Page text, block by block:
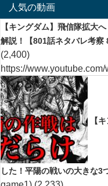
人気の動画
【キングダム】飛信隊拡大
解説！【801話ネタバレ考察
(2,400)
https://
【
した！平陽の戦いの大きな3